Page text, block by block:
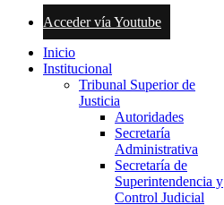
Acceder vía Youtube
Inicio
Institucional
Tribunal Superior de
Justicia
Autoridades
Secretaría
Administrativa
Secretaría de
Superintendencia y
Control Judicial